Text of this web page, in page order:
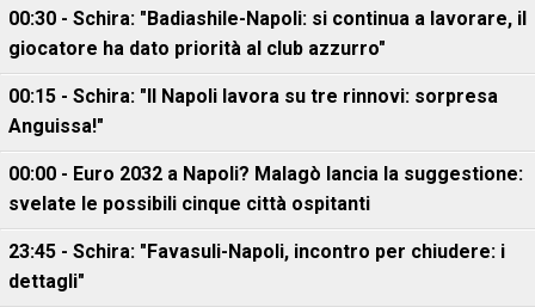
00:30 - Schira: "Badiashile-Napoli: si continua a lavorare, il
giocatore ha dato priorità al club azzurro"
00:15 - Schira: "Il Napoli lavora su tre rinnovi: sorpresa
Anguissa!"
00:00 - Euro 2032 a Napoli? Malagò lancia la suggestione:
svelate le possibili cinque città ospitanti
23:45 - Schira: "Favasuli-Napoli, incontro per chiudere: i
dettagli"